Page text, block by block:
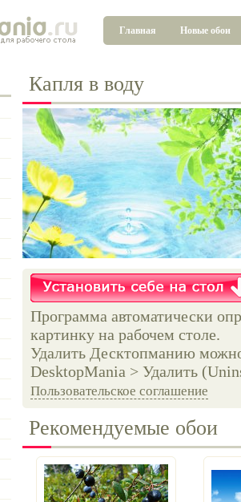
Главная Новые обои
Капля в воду
Программа автоматически
картинку на рабочем столе.
Удалить Десктопманию
DesktopMania > Удалить
Пользовательское соглашение
Рекомендуемые обои